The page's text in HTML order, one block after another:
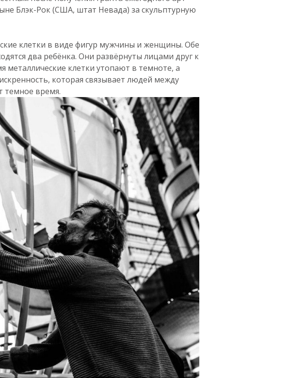
Блэк-Рок (США, штат Невада) за скульптурную
клетки в виде фигур мужчины и женщины. Обе
два ребёнка. Они развёрнуты лицами друг к
металлические клетки утопают в темноте, а
которая связывает людей между
темное время.